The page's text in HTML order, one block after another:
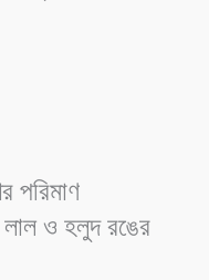
পরিমাণ
ও হলুদ রঙের